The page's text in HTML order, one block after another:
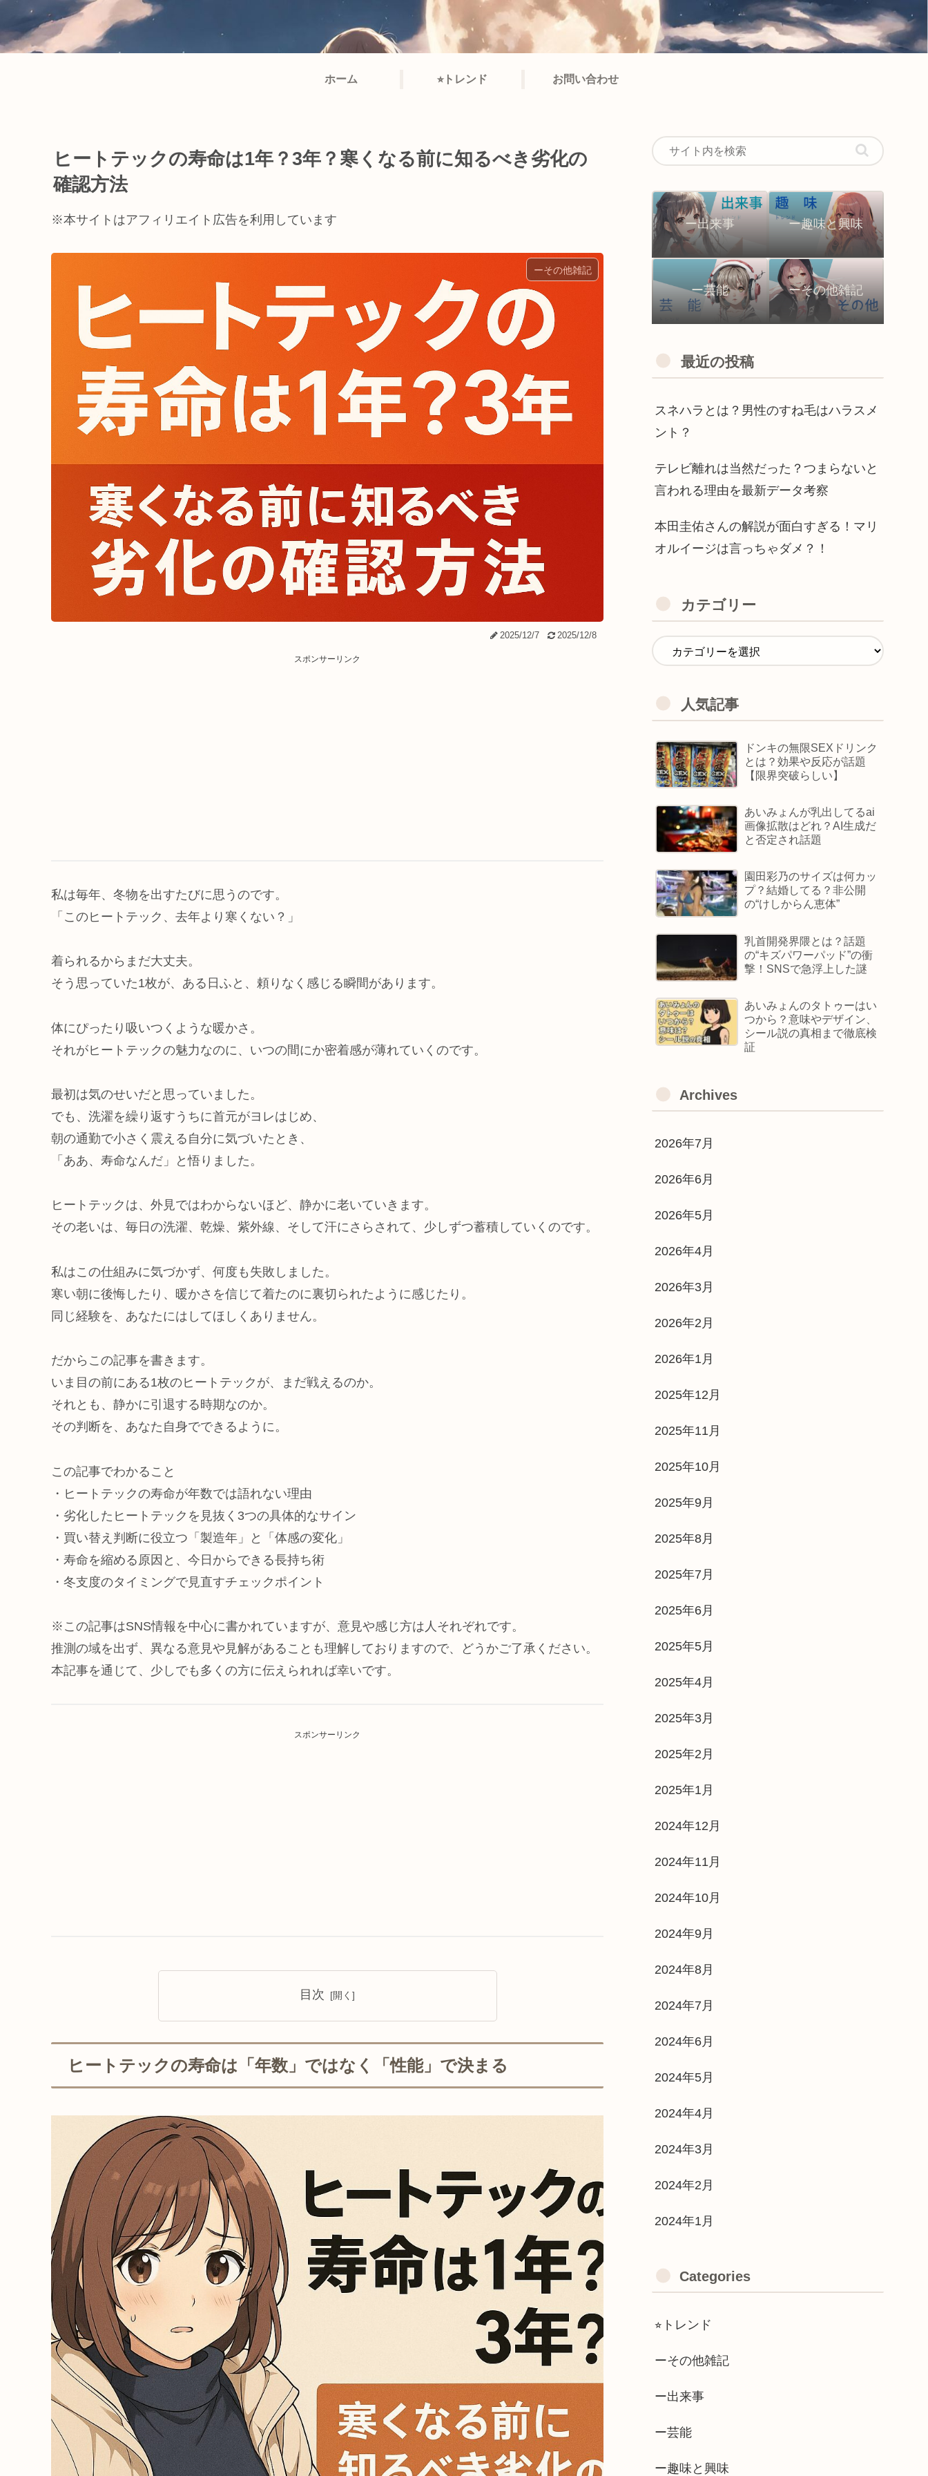
ホーム ⭐︎トレンド お問い合わせ
ヒートテックの寿命は1年？3年？寒くなる前に知るべき劣化の
確認方法
※本サイトはアフィリエイト広告を利用しています
ーその他雑記
2025/12/7 2025/12/8
スポンサーリンク
私は毎年、冬物を出すたびに思うのです。
「このヒートテック、去年より寒くない？」
着られるからまだ大丈夫。
そう思っていた1枚が、ある日ふと、頼りなく感じる瞬間があります。
体にぴったり吸いつくような暖かさ。
それがヒートテックの魅力なのに、いつの間にか密着感が薄れていくのです。
最初は気のせいだと思っていました。
でも、洗濯を繰り返すうちに首元がヨレはじめ、
朝の通勤で小さく震える自分に気づいたとき、
「ああ、寿命なんだ」と悟りました。
ヒートテックは、外見ではわからないほど、静かに老いていきます。
その老いは、毎日の洗濯、乾燥、紫外線、そして汗にさらされて、少しずつ蓄積していくのです。
私はこの仕組みに気づかず、何度も失敗しました。
寒い朝に後悔したり、暖かさを信じて着たのに裏切られたように感じたり。
同じ経験を、あなたにはしてほしくありません。
だからこの記事を書きます。
いま目の前にある1枚のヒートテックが、まだ戦えるのか。
それとも、静かに引退する時期なのか。
その判断を、あなた自身でできるように。
この記事でわかること
・ヒートテックの寿命が年数では語れない理由
・劣化したヒートテックを見抜く3つの具体的なサイン
・買い替え判断に役立つ「製造年」と「体感の変化」
・寿命を縮める原因と、今日からできる長持ち術
・冬支度のタイミングで見直すチェックポイント
※この記事はSNS情報を中心に書かれていますが、意見や感じ方は人それぞれです。
推測の域を出ず、異なる意見や見解があることも理解しておりますので、どうかご了承ください。
本記事を通じて、少しでも多くの方に伝えられれば幸いです。
スポンサーリンク
目次
ヒートテックの寿命は「年数」ではなく「性能」で決まる
ー出来事 ー趣味と興味
ー芸能 ーその他雑記
最近の投稿
スネハラとは？男性のすね毛はハラスメ
ント？
テレビ離れは当然だった？つまらないと
言われる理由を最新データ考察
本田圭佑さんの解説が面白すぎる！マリ
オルイージは言っちゃダメ？！
カテゴリー
人気記事
ドンキの無限SEXドリンク
とは？効果や反応が話題
【限界突破らしい】
あいみょんが乳出してるai
画像拡散はどれ？AI生成だ
と否定され話題
園田彩乃のサイズは何カッ
プ？結婚してる？非公開
の“けしからん恵体”
乳首開発界隈とは？話題
の“キズパワーパッド”の衝
撃！SNSで急浮上した謎
あいみょんのタトゥーはい
つから？意味やデザイン、
シール説の真相まで徹底検
証
Archives
2026年7月
2026年6月
2026年5月
2026年4月
2026年3月
2026年2月
2026年1月
2025年12月
2025年11月
2025年10月
2025年9月
2025年8月
2025年7月
2025年6月
2025年5月
2025年4月
2025年3月
2025年2月
2025年1月
2024年12月
2024年11月
2024年10月
2024年9月
2024年8月
2024年7月
2024年6月
2024年5月
2024年4月
2024年3月
2024年2月
2024年1月
Categories
⭐︎トレンド
ーその他雑記
ー出来事
ー芸能
ー趣味と興味